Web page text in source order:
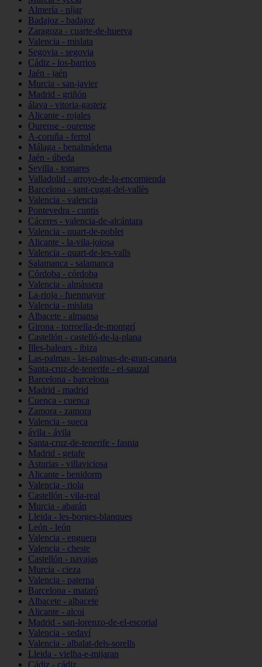
Almería - níjar
Badajoz - badajoz
Zaragoza - cuarte-de-huerva
Valencia - mislata
Segovia - segovia
Cádiz - los-barrios
Jaén - jaén
Murcia - san-javier
Madrid - griñón
álava - vitoria-gasteiz
Alicante - rojales
Ourense - ourense
A-coruña - ferrol
Málaga - benalmádena
Jaén - úbeda
Sevilla - tomares
Valladolid - arroyo-de-la-encomienda
Barcelona - sant-cugat-del-vallès
Valencia - valencia
Pontevedra - cuntis
Cáceres - valencia-de-alcántara
Valencia - quart-de-poblet
Alicante - la-vila-joiosa
Valencia - quart-de-les-valls
Salamanca - salamanca
Córdoba - córdoba
Valencia - almàssera
La-rioja - fuenmayor
Valencia - mislata
Albacete - almansa
Girona - torroella-de-montgrí
Castellón - castelló-de-la-plana
Illes-balears - ibiza
Las-palmas - las-palmas-de-gran-canaria
Santa-cruz-de-tenerife - el-sauzal
Barcelona - barcelona
Madrid - madrid
Cuenca - cuenca
Zamora - zamora
Valencia - sueca
ávila - ávila
Santa-cruz-de-tenerife - fasnia
Madrid - getafe
Asturias - villaviciosa
Alicante - benidorm
Valencia - riola
Castellón - vila-real
Murcia - abarán
Lleida - les-borges-blanques
León - león
Valencia - enguera
Valencia - cheste
Castellón - navajas
Murcia - cieza
Valencia - paterna
Barcelona - mataró
Albacete - albacete
Alicante - alcoi
Madrid - san-lorenzo-de-el-escorial
Valencia - sedaví
Valencia - albalat-dels-sorells
Lleida - vielha-e-mijaran
Cádiz - cádiz